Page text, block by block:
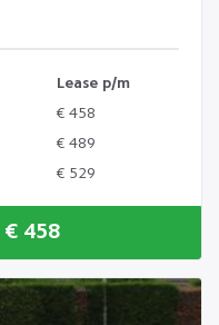
Lease p/m
€ 458
€ 489
€ 529
€ 458